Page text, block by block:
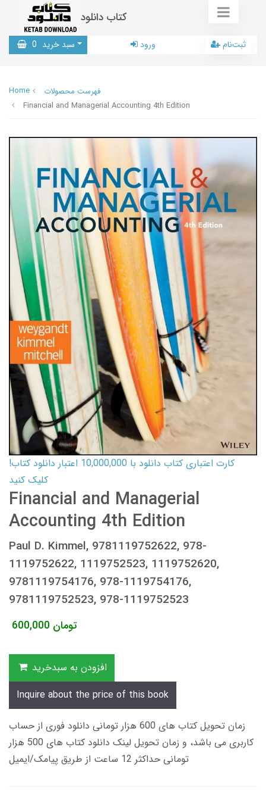
کتاب دانلود
سبد خرید 0 ورود ثبت‌نام
Home
فهرست محصولات
Financial and Managerial Accounting 4th Edition
کارت اعتباری کتاب دانلود با 10,000,000 اعتبار دانلود کتاب!
کلیک کنید
Financial and Managerial
Accounting 4th Edition
Paul D. Kimmel, 9781119752622, 978-
1119752622, 1119752523, 1119752620,
9781119754176, 978-1119754176,
9781119752523, 978-1119752523
600,000 تومان
افزودن به سبدخرید
Inquire about the price of this book
زمان تحویل کتاب های 600 هزار تومانی دانلود فوری از حساب
کاربری می باشد، و زمان تحویل لینک دانلود کتاب های 500 هزار
تومانی حداکثر 12 ساعت از طریق پیامک/ایمیل